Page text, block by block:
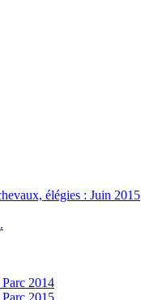
élégies : Juin 2015
2014
2015